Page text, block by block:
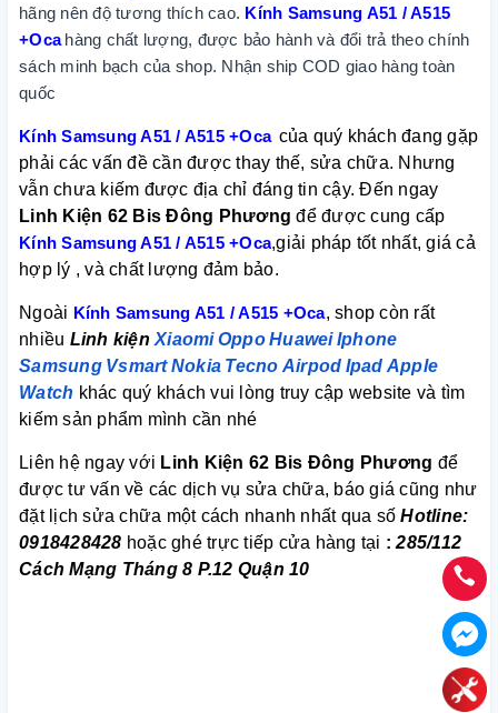
hãng nên độ tương thích cao. Kính Samsung A51 / A515
+Oca hàng chất lượng, được bảo hành và đổi trả theo chính
sách minh bạch của shop. Nhận ship COD giao hàng toàn
quốc
Kính Samsung A51 / A515 +Oca của quý khách đang gặp
phải các vấn đề cần được thay thế, sửa chữa. Nhưng
vẫn chưa kiếm được địa chỉ đáng tin cậy. Đến ngay
Linh Kiện 62 Bis Đông Phương để được cung cấp
Kính Samsung A51 / A515 +Oca,giải pháp tốt nhất, giá cả
hợp lý , và chất lượng đảm bảo.
Ngoài Kính Samsung A51 / A515 +Oca, shop còn rất
nhiều Linh kiện Xiaomi OppoHuawei Iphone
Samsung Vsmart Nokia Tecno Airpod Ipad Apple
Watch khác quý khách vui lòng truy cập website và tìm
kiếm sản phẩm mình cần nhé
Liên hệ ngay với Linh Kiện 62 Bis Đông Phương để
được tư vấn về các dịch vụ sửa chữa, báo giá cũng như
đặt lịch sửa chữa một cách nhanh nhất qua sốHotline:
0918428428 hoặc ghé trực tiếp cửa hàng tại :285/112
Cách Mạng Tháng 8 P.12 Quận 10